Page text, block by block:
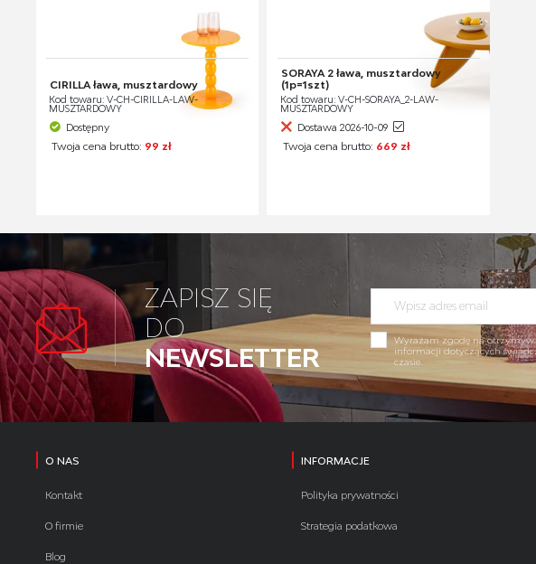
CIRILLA ława, musztardowy
Kod towaru: V-CH-CIRILLA-LAW-
MUSZTARDOWY
Dostępny
Twoja cena brutto: 99 zł
SORAYA 2 ława, musztardowy
(1p=1szt)
Kod towaru: V-CH-SORAYA_2-LAW-
MUSZTARDOWY
Dostawa 2026-10-09
Twoja cena brutto: 669 zł
ZAPISZ SIĘ
DO
NEWSLETTER
Wyrażam zgodę na
informacji dotyczących
czasie.
O NAS
Kontakt
O firmie
Blog
INFORMACJE
Polityka prywatności
Strategia podatkowa